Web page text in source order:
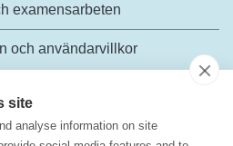
site
analyse information on site
examensarbeten
och användarvillkor